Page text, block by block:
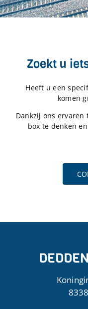
Zoekt u
Heeft u een
komen
Dankzij ons
box te denken